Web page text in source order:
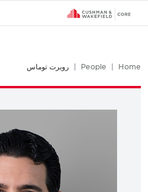
Home
People روبرت توماس